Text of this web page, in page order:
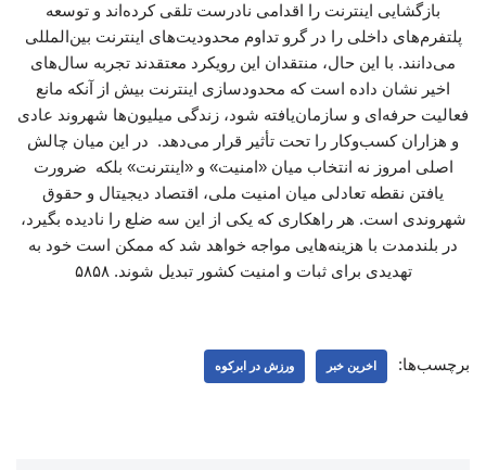
بازگشایی اینترنت را اقدامی نادرست تلقی کرده‌اند و توسعه
پلتفرم‌های داخلی را در گرو تداوم محدودیت‌های اینترنت بین‌المللی
می‌دانند. با این حال، منتقدان این رویکرد معتقدند تجربه سال‌های
اخیر نشان داده است که محدودسازی اینترنت بیش از آنکه مانع
فعالیت حرفه‌ای و سازمان‌یافته شود، زندگی میلیون‌ها شهروند عادی
و هزاران کسب‌وکار را تحت تأثیر قرار می‌دهد. در این میان چالش
اصلی امروز نه انتخاب میان «امنیت» و «اینترنت» بلکه ضرورت
یافتن نقطه تعادلی میان امنیت ملی، اقتصاد دیجیتال و حقوق
شهروندی است. هر راهکاری که یکی از این سه ضلع را نادیده بگیرد،
در بلندمدت با هزینه‌هایی مواجه خواهد شد که ممکن است خود به
تهدیدی برای ثبات و امنیت کشور تبدیل شوند. ۵۸۵۸
برچسب‌ها: اخرین خبر ورزش در ابرکوه